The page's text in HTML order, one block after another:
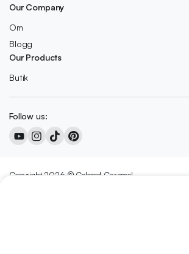
Our Company
Om
Blogg
Our Products
Butik
Follow us:
Copyright 2026 © Colored Caramel